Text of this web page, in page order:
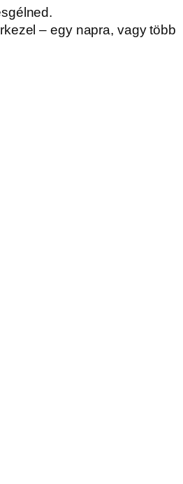
– egy napra, vagy több